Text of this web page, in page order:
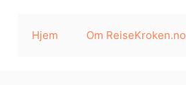
Hjem Om ReiseKroken.no